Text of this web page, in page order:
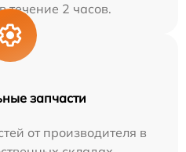
течение 2 часов.
запчасти
от производителя в